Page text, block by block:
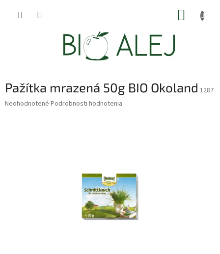
Pažítka mrazená 50g BIO Okoland 1287
Priemerné
Neohodnotené Podrobnosti hodnotenia